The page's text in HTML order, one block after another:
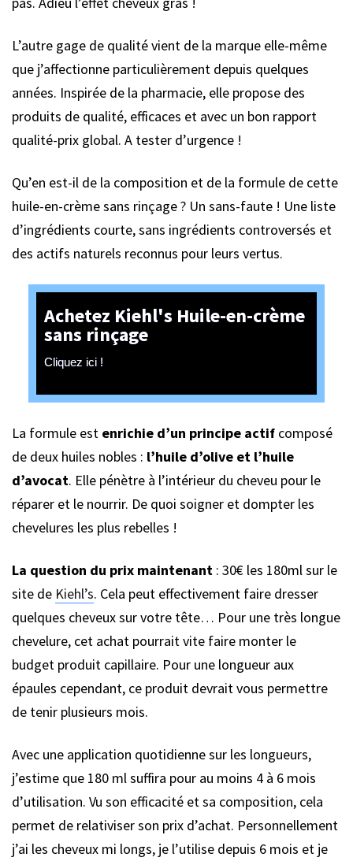
L’autre gage de qualité vient de la marque elle-même
que j’affectionne particulièrement depuis quelques
années. Inspirée de la pharmacie, elle propose des
produits de qualité, efficaces et avec un bon rapport
qualité-prix global. A tester d’urgence !
Qu’en est-il de la composition et de la formule de cette
huile-en-crème sans rinçage ? Un sans-faute ! Une liste
d’ingrédients courte, sans ingrédients controversés et
des actifs naturels reconnus pour leurs vertus.
Achetez Kiehl's Huile-en-crème
sans rinçage
Cliquez ici !
La formule est enrichie d’un principe actif composé
de deux huiles nobles : l’huile d’olive et l’huile
d’avocat. Elle pénètre à l’intérieur du cheveu pour le
réparer et le nourrir. De quoi soigner et dompter les
chevelures les plus rebelles !
La question du prix maintenant : 30€ les 180ml sur le
site de Kiehl’s. Cela peut effectivement faire dresser
quelques cheveux sur votre tête… Pour une très longue
chevelure, cet achat pourrait vite faire monter le
budget produit capillaire. Pour une longueur aux
épaules cependant, ce produit devrait vous permettre
de tenir plusieurs mois.
Avec une application quotidienne sur les longueurs,
j’estime que 180 ml suffira pour au moins 4 à 6 mois
d’utilisation. Vu son efficacité et sa composition, cela
permet de relativiser son prix d’achat. Personnellement
j’ai les cheveux mi longs, je l’utilise depuis 6 mois et je